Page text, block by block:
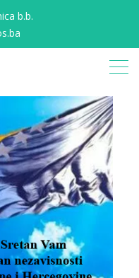
b.b.